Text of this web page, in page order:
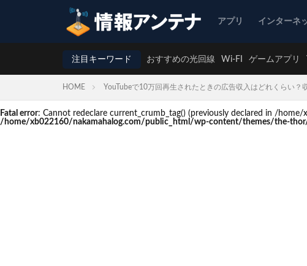
アプリ インターネ
注目キーワード おすすめの光回線 Wi-FI ゲームアプリ
HOME YouTubeで10万回再生されたときの広告収入はどれくらい？
Fatal error: Cannot redeclare current_crumb_tag() (previously declared in /
/home/xb022160/nakamahalog.com/public_html/wp-content/themes/the-